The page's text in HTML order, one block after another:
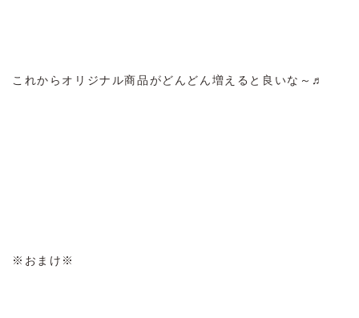
これからオリジナル商品がどんどん増えると良いな～♬
※おまけ※